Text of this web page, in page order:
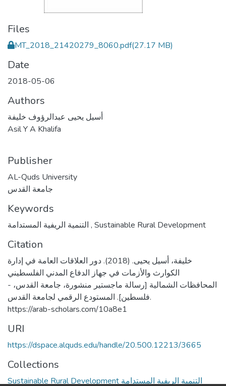
Files
MT_2018_21420279_8060.pdf(27.17 MB)
Date
2018-05-06
Authors
أسيل يحيى عبدالرؤوف خليفة
Asil Y A Khalifa
Publisher
AL-Quds University
جامعة القدس
Keywords
, Sustainable Rural Development
Citation
خليفة، أسيل يحيى. (2018). دور العلاقات العامة في إدارة
الكوارث والأزمات في جهاز الدفاع المدني الفلسطيني
- المحافظات الشمالية [رسالة ماجستير منشورة، جامعة القدس،
فلسطين]. المستودع الرقمي لجامعة القدس.
https://arab-scholars.com/10a8e1
URI
https://dspace.alquds.edu/handle/20.500.12213/3665
Collections
Sustainable Rural Development التنمية الريفية المستدامة